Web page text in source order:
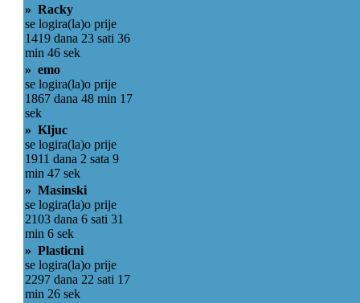
» Racky
se logira(la)o prije
1419 dana 23 sati 36
min 46 sek
» emo
se logira(la)o prije
1867 dana 48 min 17
sek
» Kljuc
se logira(la)o prije
1911 dana 2 sata 9
min 47 sek
» Masinski
se logira(la)o prije
2103 dana 6 sati 31
min 6 sek
» Plasticni
se logira(la)o prije
2297 dana 22 sati 17
min 26 sek